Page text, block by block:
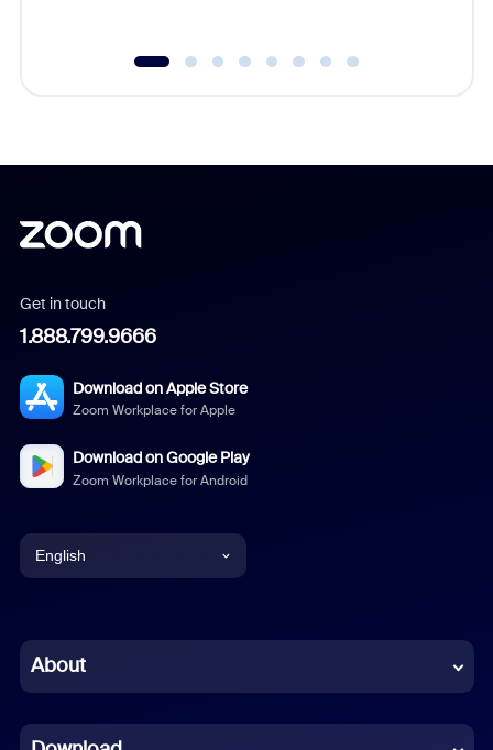
Get in touch
1.888.799.9666
Download on Apple Store
Zoom Workplace for Apple
Download on Google Play
Zoom Workplace for Android
English
Chinese (Simplified)
About